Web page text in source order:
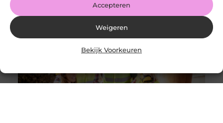
Accepteren
Weigeren
Bekijk Voorkeuren